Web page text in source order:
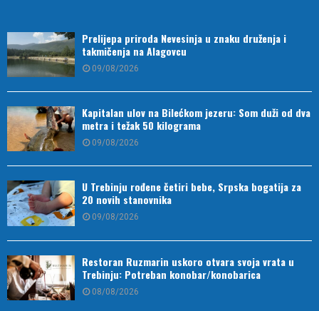
Prelijepa priroda Nevesinja u znaku druženja i
takmičenja na Alagovcu
09/08/2026
Kapitalan ulov na Bilećkom jezeru: Som duži od dva
metra i težak 50 kilograma
09/08/2026
U Trebinju rođene četiri bebe, Srpska bogatija za
20 novih stanovnika
09/08/2026
Restoran Ruzmarin uskoro otvara svoja vrata u
Trebinju: Potreban konobar/konobarica
08/08/2026